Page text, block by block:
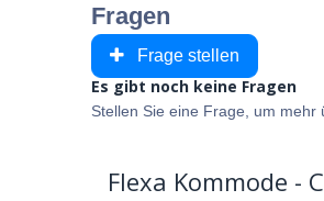
Fragen
Frage stellen
Es gibt noch keine Fragen
Stellen Sie eine Frage, um
Flexa Kommode -